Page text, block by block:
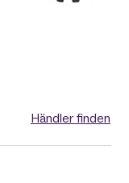
Händler finden